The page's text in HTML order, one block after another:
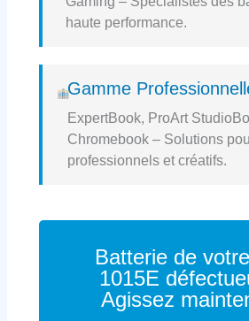
haute performance.
Gamme
ExpertBook, ProArt
Chromebook – Solutions
professionnels et créatifs.
Batterie de
1015E
Agissez